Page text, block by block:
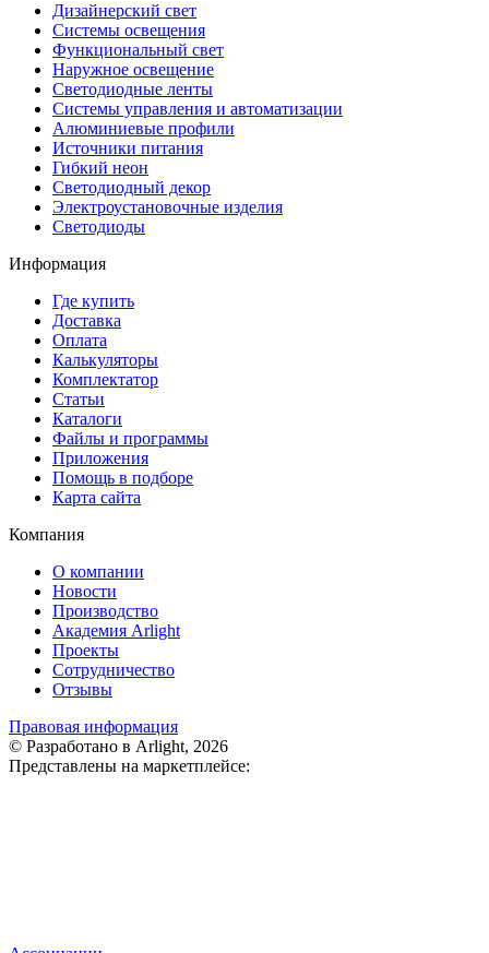
Дизайнерский свет
Системы освещения
Функциональный свет
Наружное освещение
Светодиодные ленты
Системы управления и автоматизации
Алюминиевые профили
Источники питания
Гибкий неон
Светодиодный декор
Электроустановочные изделия
Светодиоды
Информация
Где купить
Доставка
Оплата
Калькуляторы
Комплектатор
Статьи
Каталоги
Файлы и программы
Приложения
Помощь в подборе
Карта сайта
Компания
О компании
Новости
Производство
Академия Arlight
Проекты
Сотрудничество
Отзывы
Правовая информация
© Разработано в Arlight, 2026
Представлены на маркетплейсе: